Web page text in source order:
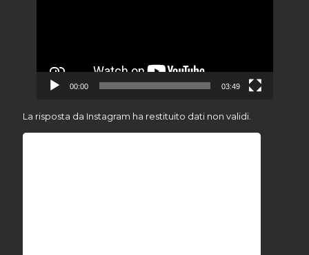
00:00 03:49
La risposta da Instagram ha restituito dati non validi.